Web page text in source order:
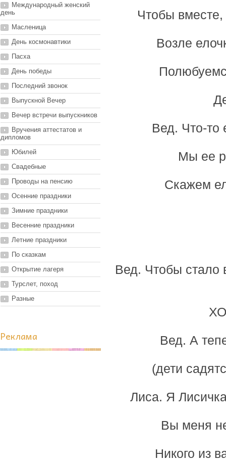
Международный женский
день
Масленица
День космонавтики
Пасха
День победы
Последний звонок
Выпускной Вечер
Вечер встречи выпускников
Вручения аттестатов и
дипломов
Юбилей
Свадебные
Проводы на пенсию
Осенние праздники
Зимние праздники
Весенние праздники
Летние праздники
По сказкам
Открытие лагеря
Турслет, поход
Разные
Реклама
Чтобы вместе,
Возле
Вед. Что-то
Мы ее
Скажем
Вед. Чтобы стало
Вед. А
(дети
Лиса. Я
Вы меня
Никого из